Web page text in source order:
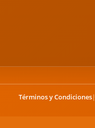
Términos y Condiciones|